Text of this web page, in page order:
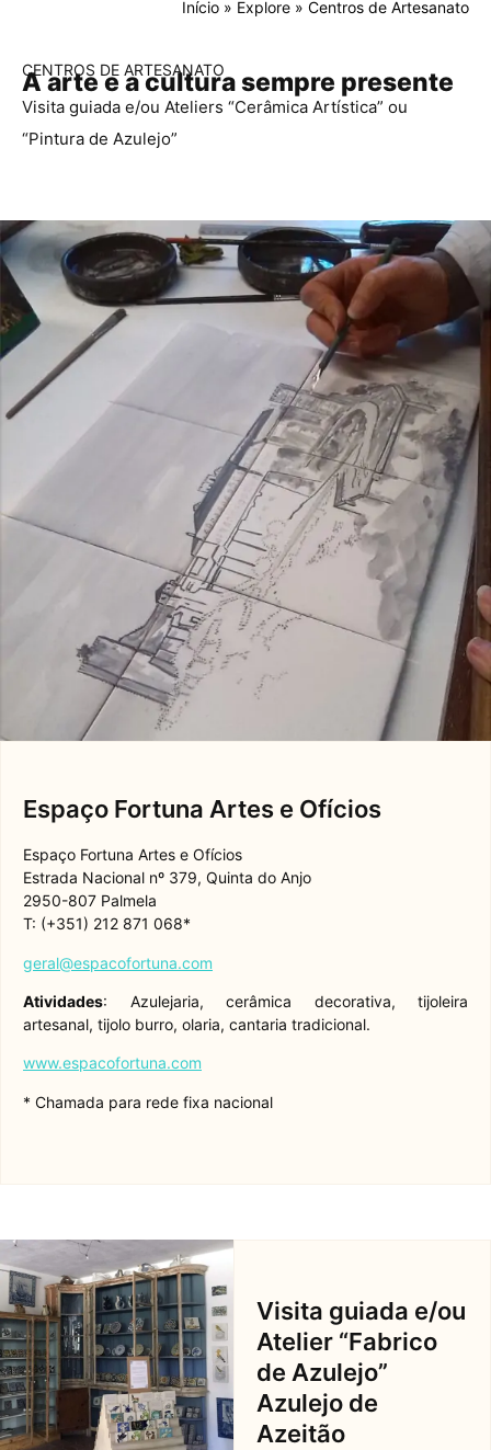
Início » Explore » Centros de Artesanato
CENTROS DE ARTESANATO
A arte e a cultura sempre presente
Visita guiada e/ou Ateliers “Cerâmica Artística” ou
“Pintura de Azulejo”
Espaço Fortuna Artes e Ofícios
Espaço Fortuna Artes e Ofícios
Estrada Nacional nº 379, Quinta do Anjo
2950-807 Palmela
T: (+351) 212 871 068*
geral@espacofortuna.com
Atividades: Azulejaria, cerâmica decorativa, tijoleira
artesanal, tijolo burro, olaria, cantaria tradicional.
www.espacofortuna.com
* Chamada para rede fixa nacional
Visita guiada e/ou
Atelier “Fabrico
de Azulejo”
Azulejo de
Azeitão